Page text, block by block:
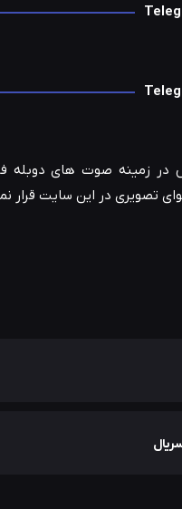
زمینه صوت های دوبله
تصویری در این سایت قرار